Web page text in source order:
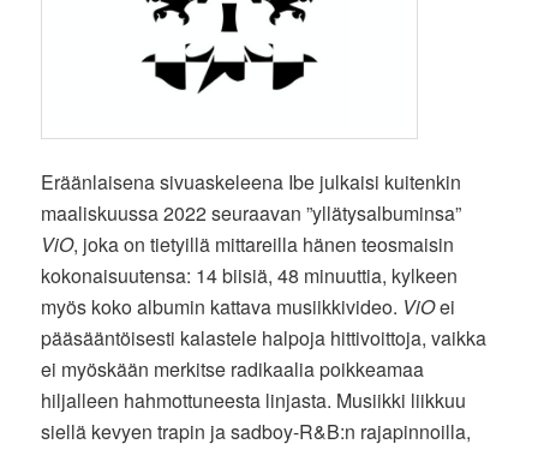
Eräänlaisena sivuaskeleena Ibe julkaisi kuitenkin
maaliskuussa 2022 seuraavan ”yllätysalbuminsa”
ViO, joka on tietyillä mittareilla hänen teosmaisin
kokonaisuutensa: 14 biisiä, 48 minuuttia, kylkeen
myös koko albumin kattava musiikkivideo. ViOei
pääsääntöisesti kalastele halpoja hittivoittoja, vaikka
ei myöskään merkitse radikaalia poikkeamaa
hiljalleen hahmottuneesta linjasta. Musiikki liikkuu
siellä kevyen trapin ja sadboy-R&B:n rajapinnoilla,